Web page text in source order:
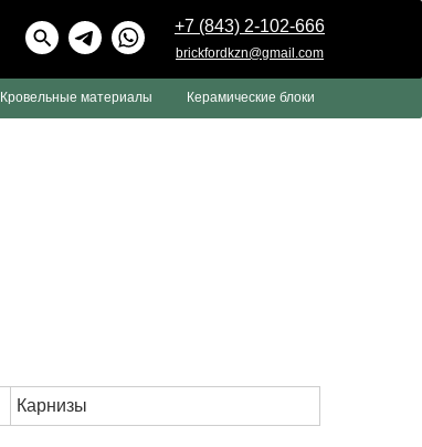
Керамические блоки
Кровельные материалы
+7 (843) 2-102-666
brickfordkzn@gmail.com
Карнизы